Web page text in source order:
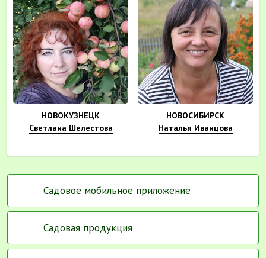
НОВОКУЗНЕЦК
Светлана Шелестова
НОВОСИБИРСК
Наталья Иванцова
Садовое мобильное приложение
Садовая продукция